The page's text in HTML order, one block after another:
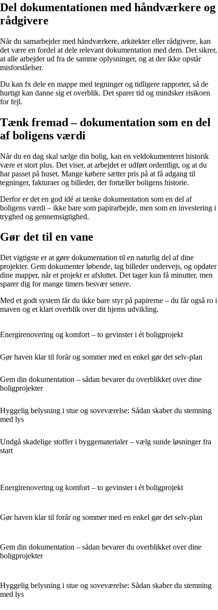
Del dokumentationen med håndværkere og
rådgivere
Når du samarbejder med håndværkere, arkitekter eller rådgivere, kan
det være en fordel at dele relevant dokumentation med dem. Det sikrer,
at alle arbejder ud fra de samme oplysninger, og at der ikke opstår
misforståelser.
Du kan fx dele en mappe med tegninger og tidligere rapporter, så de
hurtigt kan danne sig et overblik. Det sparer tid og mindsker risikoen
for fejl.
Tænk fremad – dokumentation som en del
af boligens værdi
Når du en dag skal sælge din bolig, kan en veldokumenteret historik
være et stort plus. Det viser, at arbejdet er udført ordentligt, og at du
har passet på huset. Mange købere sætter pris på at få adgang til
tegninger, fakturaer og billeder, der fortæller boligens historie.
Derfor er det en god idé at tænke dokumentation som en del af
boligens værdi – ikke bare som papirarbejde, men som en investering i
tryghed og gennemsigtighed.
Gør det til en vane
Det vigtigste er at gøre dokumentation til en naturlig del af dine
projekter. Gem dokumenter løbende, tag billeder undervejs, og opdater
dine mapper, når et projekt er afsluttet. Det tager kun få minutter, men
sparer dig for mange timers besvær senere.
Med et godt system får du ikke bare styr på papirerne – du får også ro i
maven og et klart overblik over dit hjems udvikling.
Energirenovering og komfort – to gevinster i ét boligprojekt
Gør haven klar til forår og sommer med en enkel gør det selv-plan
Gem din dokumentation – sådan bevarer du overblikket over dine
boligprojekter
Hyggelig belysning i stue og soveværelse: Sådan skaber du stemning
med lys
Undgå skadelige stoffer i byggematerialer – vælg sunde løsninger fra
start
Energirenovering og komfort – to gevinster i ét boligprojekt
Gør haven klar til forår og sommer med en enkel gør det selv-plan
Gem din dokumentation – sådan bevarer du overblikket over dine
boligprojekter
Hyggelig belysning i stue og soveværelse: Sådan skaber du stemning
med lys